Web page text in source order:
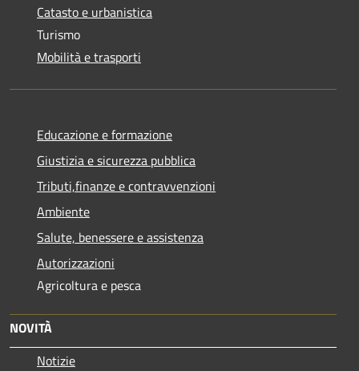
Catasto e urbanistica
Turismo
Mobilità e trasporti
Educazione e formazione
Giustizia e sicurezza pubblica
Tributi,finanze e contravvenzioni
Ambiente
Salute, benessere e assistenza
Autorizzazioni
Agricoltura e pesca
NOVITÀ
Notizie